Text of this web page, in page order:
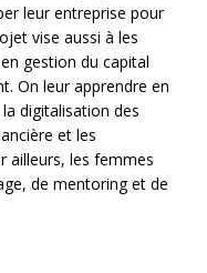
leur entreprise pour
vise aussi à les
gestion du capital
On leur apprendre en
digitalisation des
et les
ailleurs, les femmes
de mentoring et de